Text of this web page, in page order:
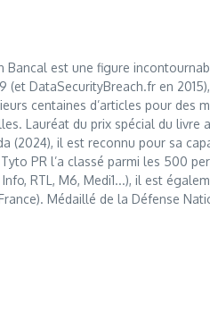
Bancal est une figure
(et DataSecurityBreach.fr en
centaines d’articles pour
Lauréat du prix spécial du livre
(2024), il est reconnu pour sa
PR l’a classé parmi les 500
RTL, M6, Medi1...), il est
Médaillé de la Défense